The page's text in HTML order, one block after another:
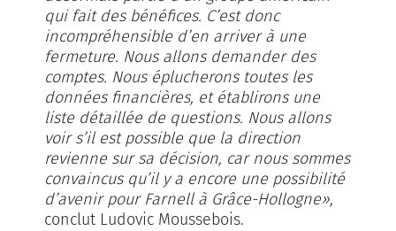
qui fait des bénéfices. C’est donc
incompréhensible d’en arriver à une
fermeture. Nous allons demander des
comptes. Nous éplucherons toutes les
données financières, et établirons une
liste détaillée de questions. Nous allons
voir s’il est possible que la direction
revienne sur sa décision, car nous sommes
convaincus qu’il y a encore une possibilité
d’avenir pour Farnell à Grâce-Hollogne»,
conclut Ludovic Moussebois.